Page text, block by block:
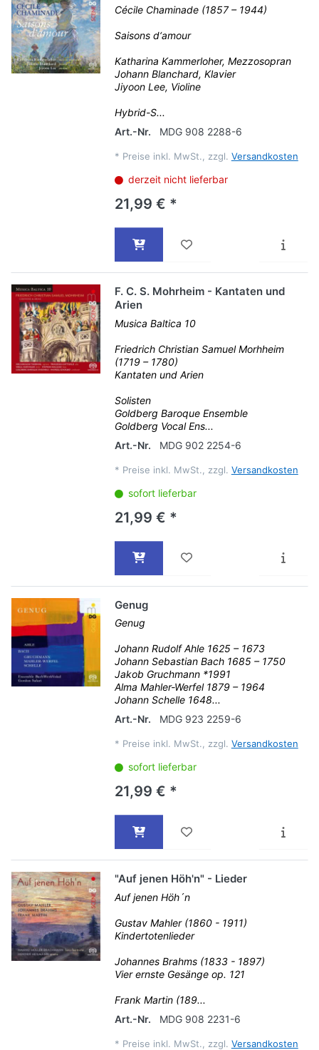
Cécile Chaminade (1857 – 1944)
Saisons d‘amour
Katharina Kammerloher, Mezzosopran
Johann Blanchard, Klavier
Jiyoon Lee, Violine
Hybrid-S...
Art.-Nr.
MDG 908 2288-6
* Preise inkl. MwSt., zzgl. Versandkosten
derzeit nicht lieferbar
21,99 € *
F. C. S. Mohrheim - Kantaten und
Arien
Musica Baltica 10
Friedrich Christian Samuel Morhheim
(1719 – 1780)
Kantaten und Arien
Solisten
Goldberg Baroque Ensemble
Goldberg Vocal Ens...
Art.-Nr.
MDG 902 2254-6
* Preise inkl. MwSt., zzgl. Versandkosten
sofort lieferbar
21,99 € *
Genug
Genug
Johann Rudolf Ahle 1625 – 1673
Johann Sebastian Bach 1685 – 1750
Jakob Gruchmann *1991
Alma Mahler-Werfel 1879 – 1964
Johann Schelle 1648...
Art.-Nr.
MDG 923 2259-6
* Preise inkl. MwSt., zzgl. Versandkosten
sofort lieferbar
21,99 € *
"Auf jenen Höh'n" - Lieder
Auf jenen Höh´n
Gustav Mahler (1860 - 1911)
Kindertotenlieder
Johannes Brahms (1833 - 1897)
Vier ernste Gesänge op. 121
Frank Martin (189...
Art.-Nr.
MDG 908 2231-6
* Preise inkl. MwSt., zzgl. Versandkosten